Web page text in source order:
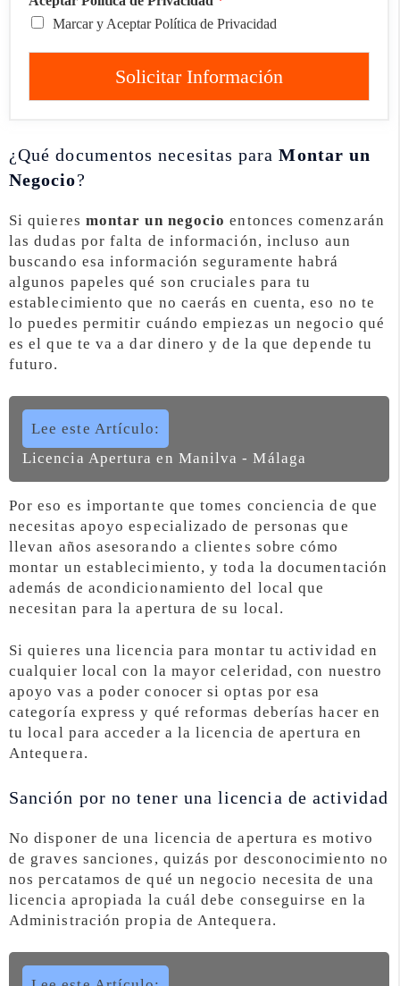
Marcar y Aceptar Política de Privacidad
Solicitar Información
¿Qué documentos necesitas paraMontar un
Negocio?
Si quieres montar un negocio entonces comenzarán
las dudas por falta de información, incluso aun
buscando esa información seguramente habrá
algunos papeles qué son cruciales para tu
establecimiento que no caerás en cuenta, eso no te
lo puedes permitir cuándo empiezas un negocio qué
es el que te va a dar dinero y de la que depende tu
futuro.
Lee este Artículo:
Licencia Apertura en Manilva - Málaga
Por eso es importante que tomes conciencia de que
necesitas apoyo especializado de personas que
llevan años asesorando a clientes sobre cómo
montar un establecimiento, y toda la documentación
además de acondicionamiento del local que
necesitan para la apertura de su local.
Si quieres una licencia para montar tu actividad en
cualquier local con la mayor celeridad, con nuestro
apoyo vas a poder conocer si optas por esa
categoría express y qué reformas deberías hacer en
tu local para acceder a la licencia de apertura en
Antequera.
Sanción por no tener una licencia de actividad
No disponer de una licencia de apertura es motivo
de graves sanciones, quizás por desconocimiento no
nos percatamos de qué un negocio necesita de una
licencia apropiada la cuál debe conseguirse en la
Administración propia de Antequera.